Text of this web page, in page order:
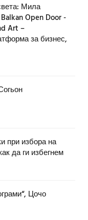
Мила
Open Door -
Art –
за бизнес,
при избора на
да ги избегнем
Цочо